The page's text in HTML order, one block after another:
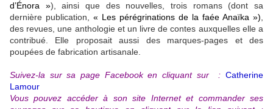
d’Énora »), ainsi que des nouvelles, trois romans (dont sa
dernière publication, « Les pérégrinations de la faée Anaïka »)
des revues, une anthologie et un livre de contes auxquelles elle a
contribué. Elle proposait aussi des marques-pages et des
poupées de fabrication artisanale.
Suivez-la sur sa page Facebook en cliquant sur : Catherine
Lamour
Vous pouvez accéder à son site Internet et commander ses